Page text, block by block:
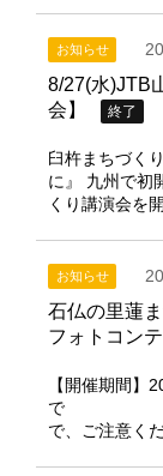
お知らせ
8/27(水)JTB
会】
終了
臼杵まちづく
に』 九州で初
くり講演会を
お知らせ
石仏の里蓮
フォトコン
【開催期間】
で ※募集期
で、ご注意く